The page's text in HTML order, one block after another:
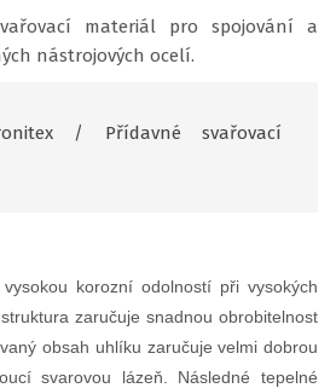
materiál pro spojování a
nástrojových ocelí.
/
Přídavné svařovací
korozní odolností při vysokých
zaručuje snadnou obrobitelnost
obsah uhlíku zaručuje velmi dobrou
svarovou lázeň. Následné tepelné